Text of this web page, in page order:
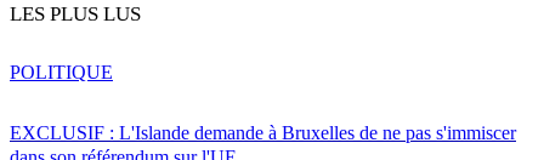
LES PLUS LUS
EXCLUSIF : L'Islande demande à Bruxelles de ne pas s'immiscer
POLITIQUE